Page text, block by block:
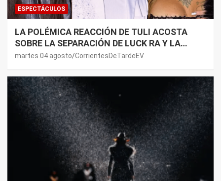
ESPECTÁCULOS
LA POLÉMICA REACCIÓN DE TULI ACOSTA
SOBRE LA SEPARACIÓN DE LUCK RA Y LA
JOAQUI: “¿MI VERDAD?”
martes 04 agosto CorrientesDeTardeEV